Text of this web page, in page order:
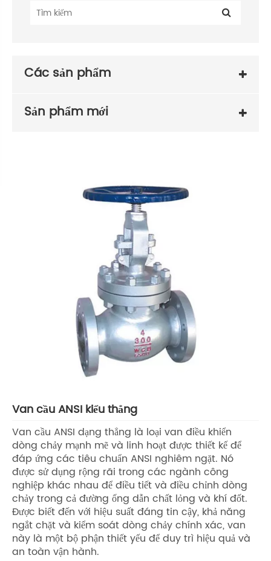
Các sản phẩm
Sản phẩm mới
Van cầu ANSI kiểu thẳng
Van cầu ANSI dạng thẳng là loại van điều khiển
dòng chảy mạnh mẽ và linh hoạt được thiết kế để
đáp ứng các tiêu chuẩn ANSI nghiêm ngặt. Nó
được sử dụng rộng rãi trong các ngành công
nghiệp khác nhau để điều tiết và điều chỉnh dòng
chảy trong cả đường ống dẫn chất lỏng và khí đốt.
Được biết đến với hiệu suất đáng tin cậy, khả năng
ngắt chặt và kiểm soát dòng chảy chính xác, van
này là một bộ phận thiết yếu để duy trì hiệu quả và
an toàn vận hành.